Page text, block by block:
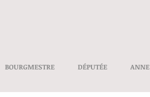
BOURGMESTRE DÉPUTÉE ANNE